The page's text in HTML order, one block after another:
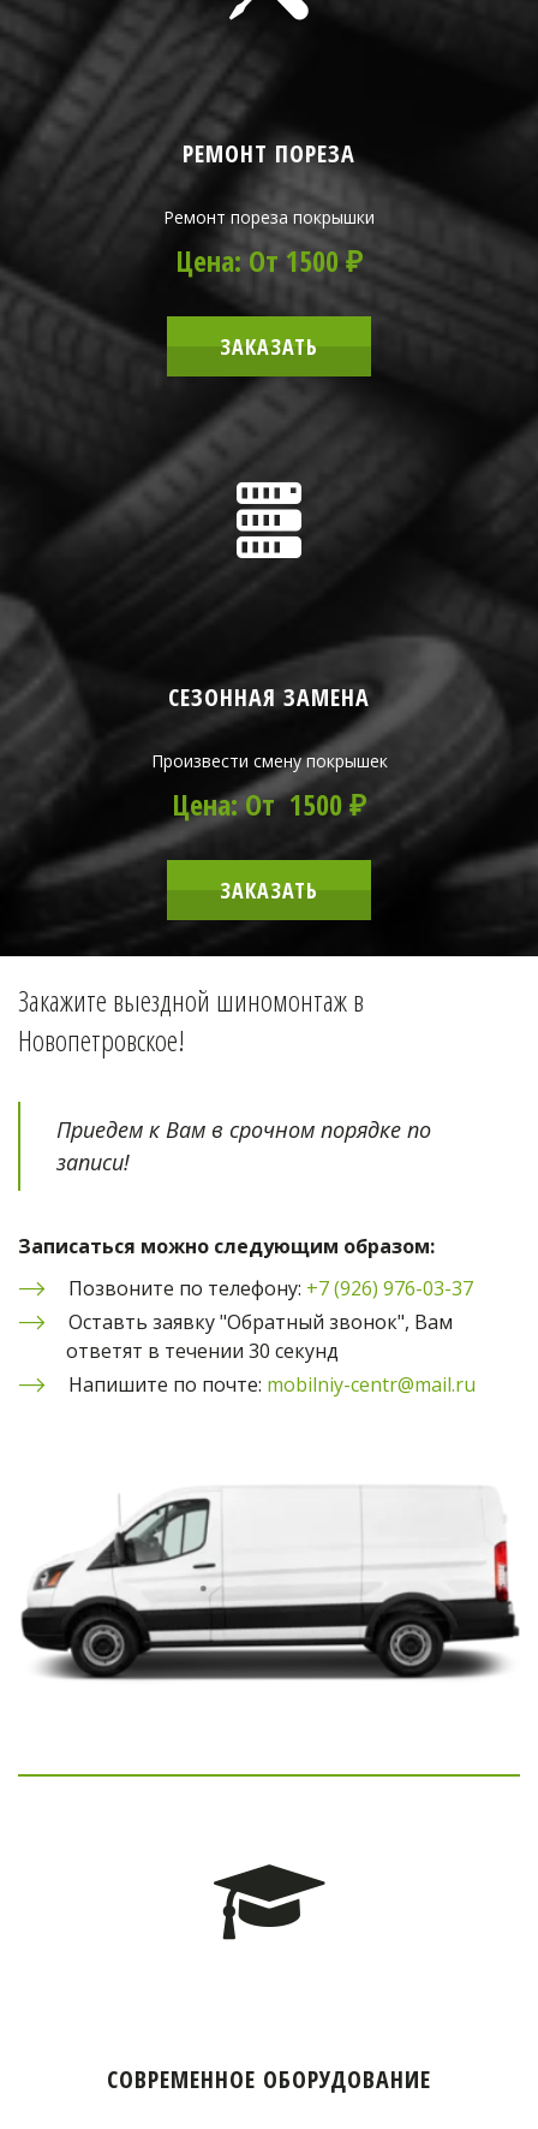
РЕМОНТ ПОРЕЗА
Ремонт пореза покрышки
Цена: От 1500 ₽
ЗАКАЗАТЬ
СЕЗОННАЯ ЗАМЕНА
Произвести смену покрышек
Цена: От 1500 ₽
ЗАКАЗАТЬ
Закажите выездной шиномонтаж в
Новопетровское!
Приедем к Вам в срочном порядке по
записи!
Записаться можно следующим образом:
Позвоните по телефону: +7 (926) 976-03-37
Оставть заявку "Обратный звонок", Вам
ответят в течении 30 секунд
Напишите по почте: mobilniy-centr@mail.ru
СОВРЕМЕННОЕ ОБОРУДОВАНИЕ